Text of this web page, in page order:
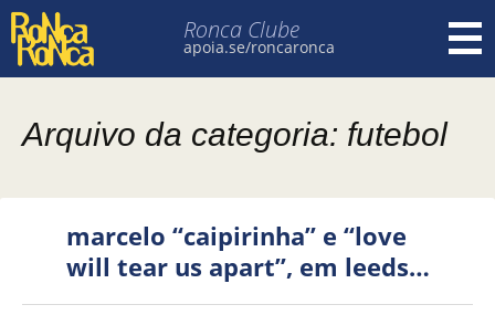
Ronca Clube
apoia.se/roncaronca
Arquivo da categoria: futebol
marcelo “caipirinha” e “love
will tear us apart”, em leeds…